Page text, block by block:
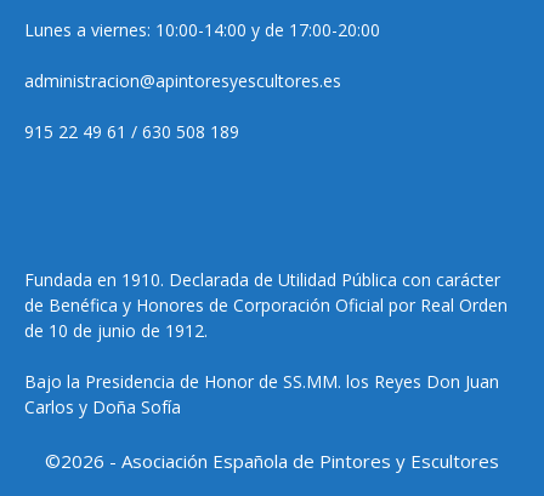
Lunes a viernes: 10:00-14:00 y de 17:00-20:00
administracion@apintoresyescultores.es
915 22 49 61 / 630 508 189
Fundada en 1910. Declarada de Utilidad Pública con carácter
de Benéfica y Honores de Corporación Oficial por Real Orden
de 10 de junio de 1912.
Bajo la Presidencia de Honor de SS.MM. los Reyes Don Juan
Carlos y Doña Sofía
©2026 - Asociación Española de Pintores y Escultores